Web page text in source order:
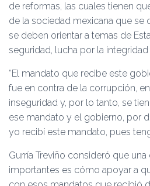
de reformas, las cuales tienen
de la sociedad mexicana que se
se deben orientar a temas de
seguridad, lucha por la
“El mandato que recibe este
fue en contra de la corrupción,
inseguridad y, por lo tanto, se
ese mandato y el gobierno, por
yo recibí este mandato, pues
Gurría Treviño consideró que
importantes es cómo apoyar a